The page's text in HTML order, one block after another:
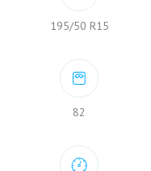
195/50 R15
82